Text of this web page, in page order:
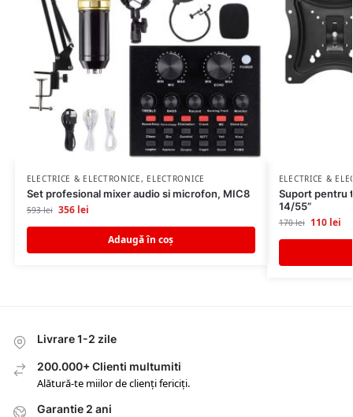
ELECTRICE & ELECTRONICE, ELECTRONICE
Set profesional mixer audio si microfon, MIC8
593lei 356 lei
Adaugă în coș
ELECTRICE &
Suport pentru
14/55”
170lei 110 lei
Livrare 1-2 zile
200.000+ Clienti multumiti
Alătură-te miilor de clienți fericiți.
Garantie 2 ani